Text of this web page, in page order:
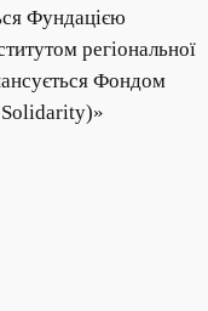
Фундацією
регіональної
Фондом
Solidarity)»